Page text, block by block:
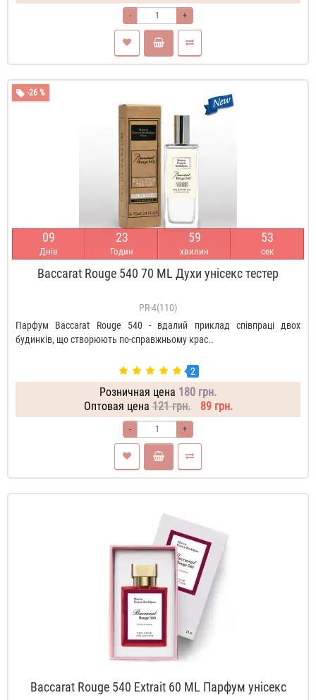
- +
-26 %
09
Днів
23
Годин
59
хвилин
51
сек
Baccarat Rouge 540 70 ML Духи унісекс тестер
PR-4(110)
Парфум Baccarat Rouge 540 - вдалий приклад співпраці двох
будинків, що створюють по-справжньому крас..
2
Розничная цена 180 грн.
Оптовая цена 121 грн. 89 грн.
- +
Baccarat Rouge 540 Extrait 60 ML Парфум унісекс